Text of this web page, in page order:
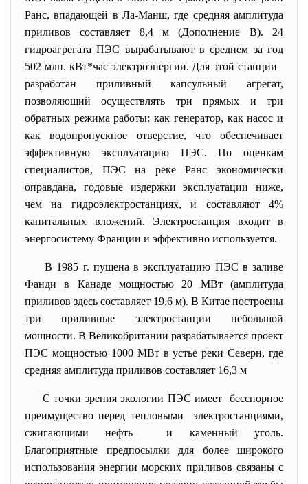
Ранс, впадающей в Ла-Манш, где средняя амплитуда
приливов составляет 8,4 м (Дополнение В). 24
гидроагрегата ПЭС вырабатывают в среднем за год
502 млн. кВт*час электроэнергии. Для этой станции
разработан приливный капсульный агрегат,
позволяющий осуществлять три прямых и три
обратных режима работы: как генератор, как насос и
как водопропускное отверстие, что обеспечивает
эффективную эксплуатацию ПЭС. По оценкам
специалистов, ПЭС на реке Ранс экономически
оправдана, годовые издержки эксплуатации ниже,
чем на гидроэлектростанциях, и составляют 4%
капитальных вложений. Электростанция входит в
энергосистему Франции и эффективно используется.
В 1985 г. пущена в эксплуатацию ПЭС в заливе
Фанди в Канаде мощностью 20 МВт (амплитуда
приливов здесь составляет 19,6 м). В Китае построены
три приливные электростанции небольшой
мощности. В Великобритании разрабатывается проект
ПЭС мощностью 1000 МВт в устье реки Северн, где
средняя амплитуда приливов составляет 16,3 м
С точки зрения экологии ПЭС имеет бесспорное
преимущество перед тепловыми электростанциями,
сжигающими нефть и каменный уголь.
Благоприятные предпосылки для более широкого
использования энергии морских приливов связаны с